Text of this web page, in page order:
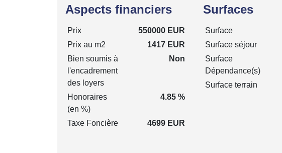
Aspects financiers
Prix
550000 EUR
Prix au m2
1417 EUR
Bien soumis à
l'encadrement
des loyers
Non
Honoraires
(en %)
4.85 %
Taxe Foncière 4699 EUR
Surfaces
Surface
Surface séjour
Surface
Dépendance(s)
Surface terrain